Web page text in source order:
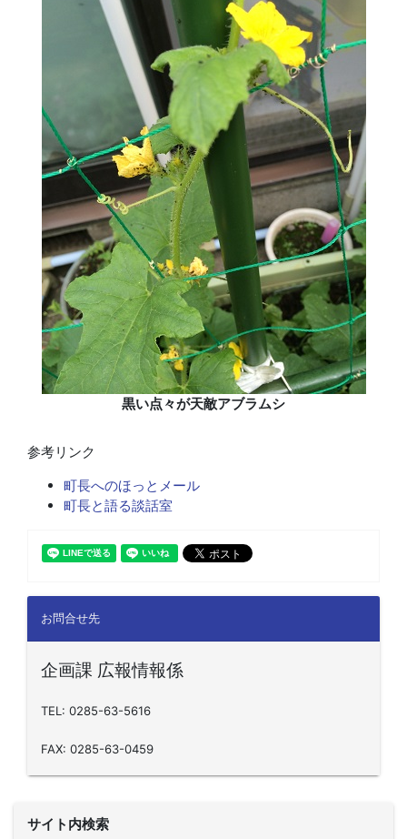
黒い点々が天敵アブラムシ
参考リンク
町長へのほっとメール
町長と語る談話室
お問合せ先
企画課 広報情報係
TEL: 0285-63-5616
FAX: 0285-63-0459
サイト内検索